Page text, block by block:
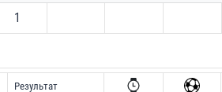
1
Результат